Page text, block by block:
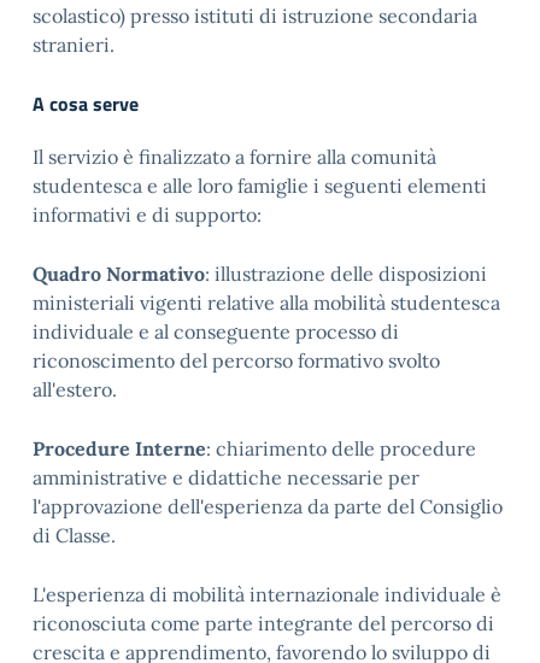
scolastico) presso istituti di istruzione secondaria
stranieri.
A cosa serve
Il servizio è finalizzato a fornire alla comunità
studentesca e alle loro famiglie i seguenti elementi
informativi e di supporto:
Quadro Normativo: illustrazione delle disposizioni
ministeriali vigenti relative alla mobilità studentesca
individuale e al conseguente processo di
riconoscimento del percorso formativo svolto
all'estero.
Procedure Interne: chiarimento delle procedure
amministrative e didattiche necessarie per
l'approvazione dell'esperienza da parte del Consiglio
di Classe.
L'esperienza di mobilità internazionale individuale è
riconosciuta come parte integrante del percorso di
crescita e apprendimento, favorendo lo sviluppo di